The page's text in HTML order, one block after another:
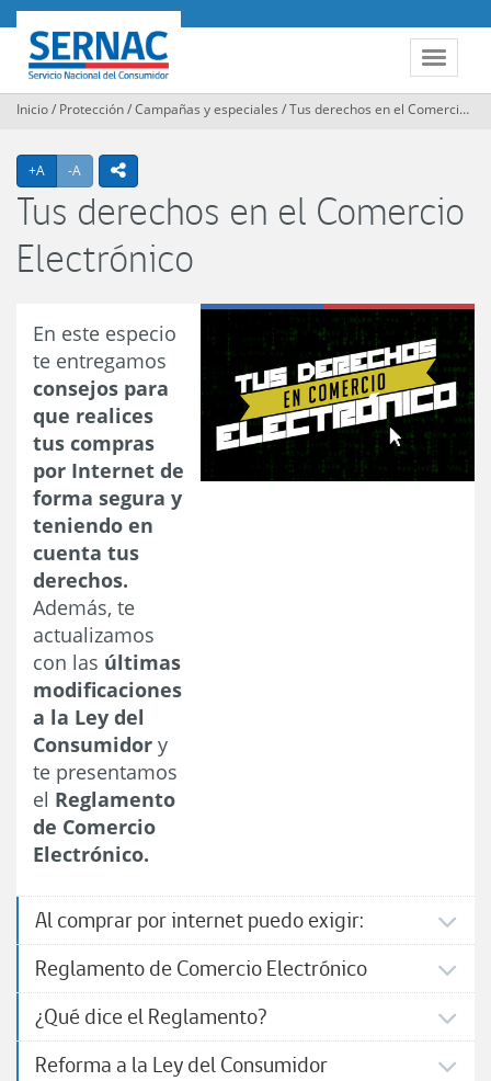
Contenido
principal
Toggle
SERNAC
Inicio/ Protección/Campañas y especiales /Tus derechos en el Comercio Electrónico
+A Agrandar texto
-A Achicar textoicono compartir
Tus derechos en el Comercio
Electrónico
En este especio
te entregamos
consejos para
que realices
tus compras
por Internet de
forma segura y
teniendo en
cuenta tus
derechos.
Además, te
actualizamos
con las últimas
modificaciones
a la Ley del
Consumidor y
te presentamos
el Reglamento
de Comercio
Electrónico.
Al comprar por internet puedo exigir:
Reglamento de Comercio Electrónico
¿Qué dice el Reglamento?
Reforma a la Ley del Consumidor